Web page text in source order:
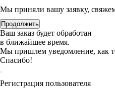
Мы приняли вашу заявку,
Продолжить
Ваш заказ будет обработан
в ближайшее время.
Мы пришлем уведомление, как
Спасибо!
Регистрация пользователя